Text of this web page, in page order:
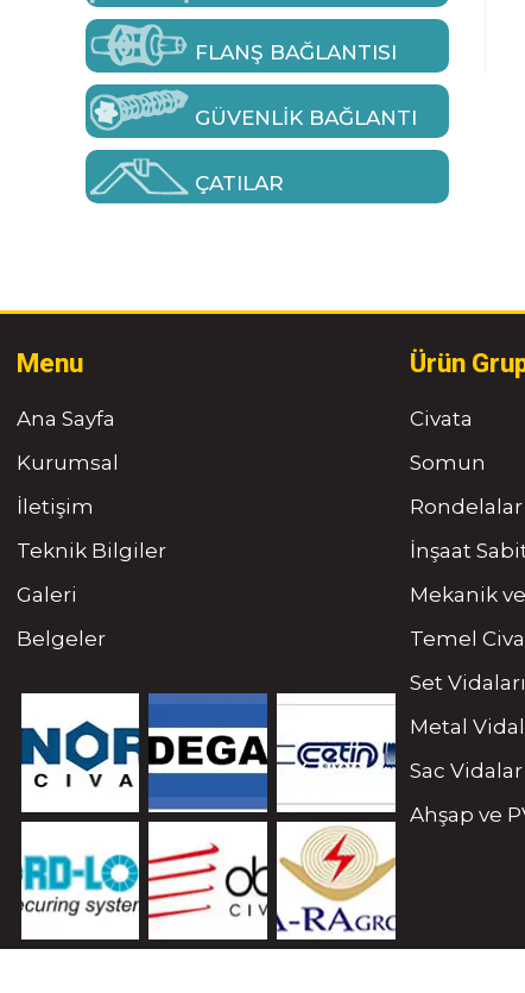
FLANŞ BAĞLANTISI
GÜVENLIK BAĞLANTI
ÇATILAR
Menu
Ana Sayfa
Kurumsal
İletişim
Teknik Bilgiler
Galeri
Belgeler
Ürün
Civata
Somun
Rondelalar
İnşaat
Mekanik
Temel
Set Vidaları
Metal
Sac Vidalar
Ahşap ve